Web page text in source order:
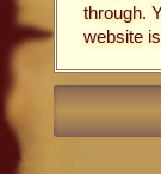
through.
website